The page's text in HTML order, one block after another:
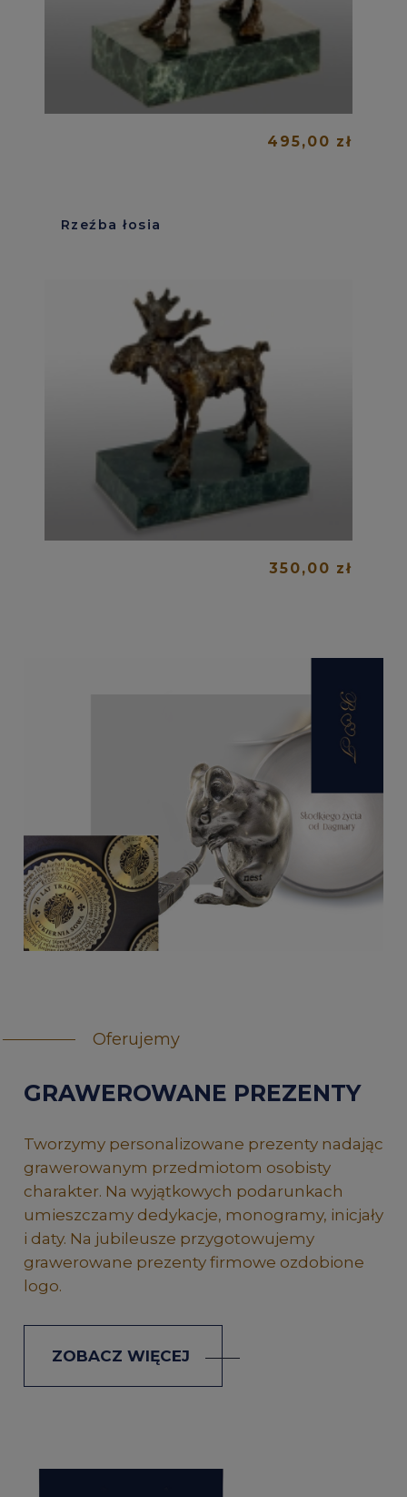
495,00 zł
Rzeźba łosia
350,00 zł
Oferujemy
GRAWEROWANE PREZENTY
Tworzymy personalizowane prezenty nadając
grawerowanym przedmiotom osobisty
charakter. Na wyjątkowych podarunkach
umieszczamy dedykacje, monogramy, inicjały
i daty. Na jubileusze przygotowujemy
grawerowane prezenty firmowe ozdobione
logo.
ZOBACZ WIĘCEJ